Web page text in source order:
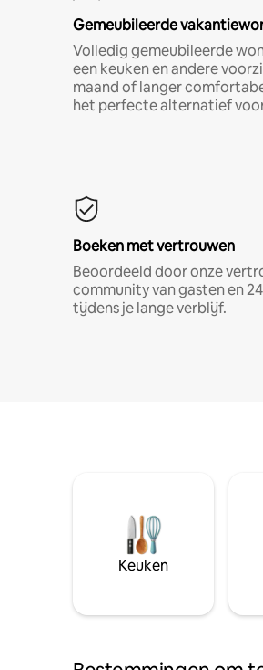
Gemeubileerde
Volledig gemeubileerde
een keuken en andere
maand of langer
het perfecte alternatief
Boeken met vertrouwen
Beoordeeld door onze
community van gasten en
tijdens je lange verblijf.
Keuken